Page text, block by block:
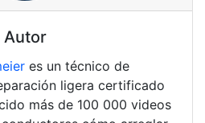
Autor
es un técnico de
ligera certificado
más de 100 000 videos